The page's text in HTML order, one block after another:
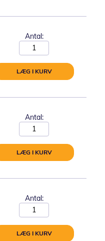
Antal:
LÆG I KURV
Antal:
LÆG I KURV
Antal:
LÆG I KURV